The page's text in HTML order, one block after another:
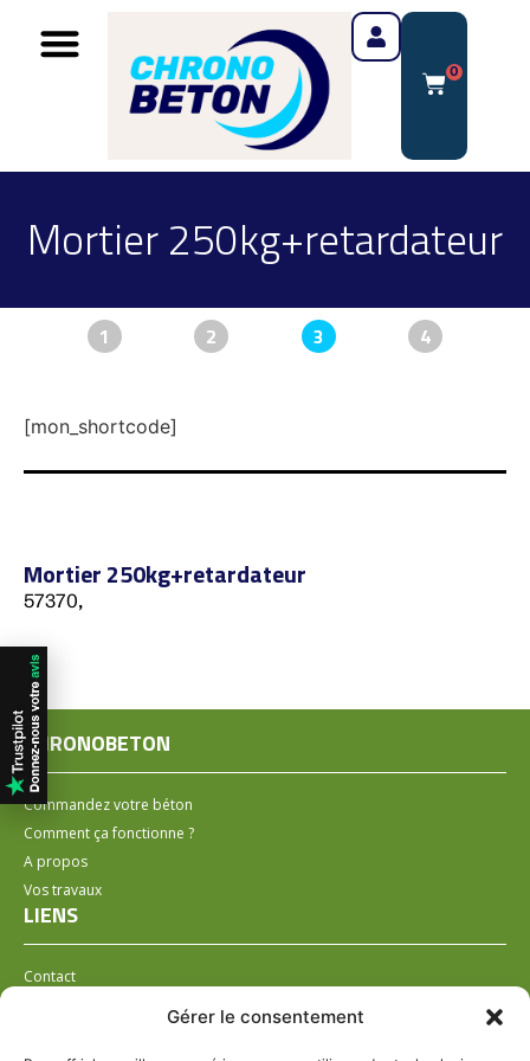
Gérer le consentement
0
Mortier 250kg+retardateur
1 2 3 4
[mon_shortcode]
Mortier 250kg+retardateur
57370,
CHRONOBETON
Commandez votre béton
Comment ça fonctionne ?
A propos
Vos travaux
LIENS
Contact